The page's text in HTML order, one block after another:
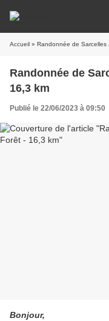
Accueil » Randonnée de Sarcelles
Randonnée de
16,3 km
Publié le 22/06/2023 à 09:50
Bonjour,